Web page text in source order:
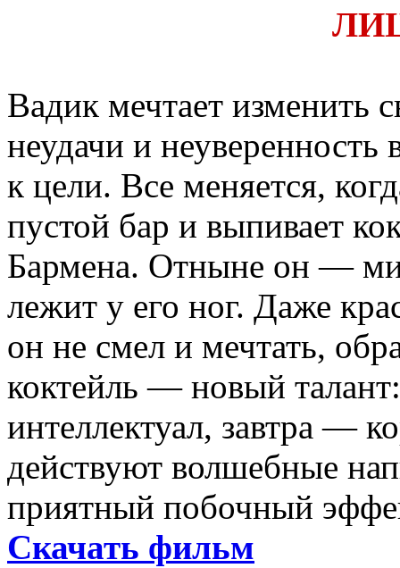
Вадик мечтает изменить
неудачи и
к цели. Все меняется,
пустой бар и выпивает
Бармена. Отныне он —
лежит у его ног. Даже
он не смел и мечтать,
коктейль — новый
интеллектуал, завтра —
действуют волшебные
приятный побочный
Скачать фильм